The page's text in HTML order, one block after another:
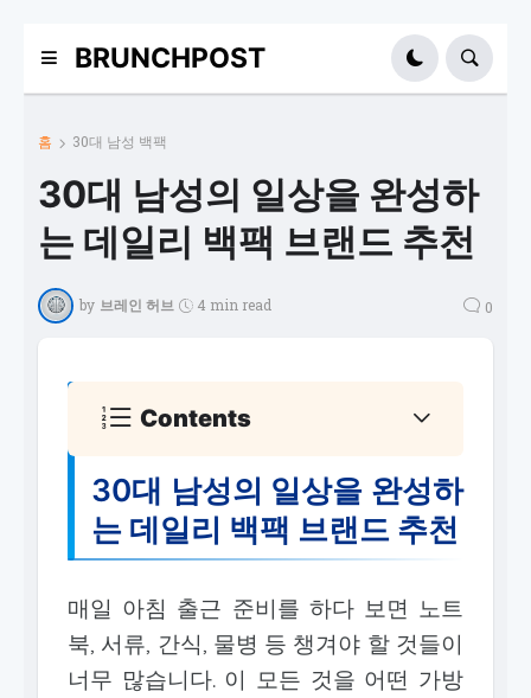
BRUNCHPOST
홈 30대 남성 백팩
30대 남성의 일상을 완성하
는 데일리 백팩 브랜드 추천
by 브레인 허브 4 min read 0
Contents
30대 남성의 일상을 완성하
는 데일리 백팩 브랜드 추천
매일 아침 출근 준비를 하다 보면 노트
북, 서류, 간식, 물병 등 챙겨야 할 것들이
너무 많습니다. 이 모든 것을 어떤 가방